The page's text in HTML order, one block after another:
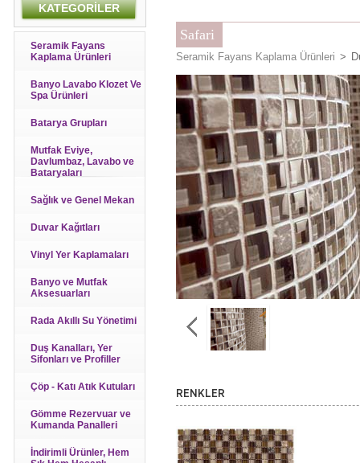
KATEGORİLER
Seramik Fayans
Kaplama Ürünleri
Banyo Lavabo Klozet Ve
Spa Ürünleri
Batarya Grupları
Mutfak Eviye,
Davlumbaz, Lavabo ve
Bataryaları
Sağlık ve Genel Mekan
Duvar Kağıtları
Vinyl Yer Kaplamaları
Banyo ve Mutfak
Aksesuarları
Rada Akıllı Su Yönetimi
Duş Kanalları, Yer
Sifonları ve Profiller
Çöp - Katı Atık Kutuları
Gömme Rezervuar ve
Kumanda Panalleri
İndirimli Ürünler, Hem
Safari
Seramik Fayans Kaplama Ürünleri >
RENKLER